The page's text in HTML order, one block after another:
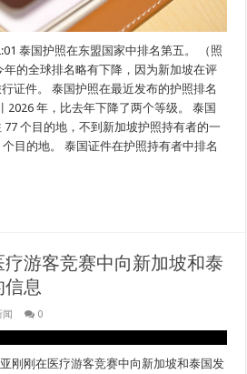
泰国护照在东盟国家中排名第五。 （照
年的全球排名略有下降，因为新加坡在评
证件。 泰国护照在最近发布的护照排名
2026 年，比去年下降了两个等级。 泰国
个目的地，不到新加坡护照持有者的一
目的地。 泰国证件在护照持有者中排名
游客竞赛中向新加坡和泰
息
闻 0
刚刚在医疗游客竞赛中向新加坡和泰国发